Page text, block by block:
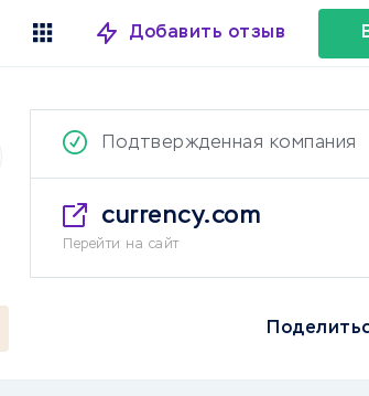
Добавить отзыв
Подтвержденная компания
currency.com
Перейти на сайт